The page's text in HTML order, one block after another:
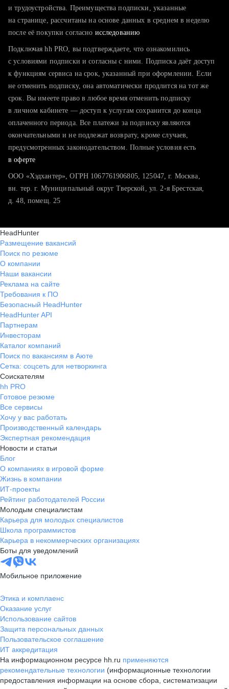
тратите много времени на поиск и вручную поднимаете
хотите сравнить себя с конкурентами и оценить шансы
и трудоустройства. Преимущества подписки, указанные
на странице, рассчитаны на основе данных в среднем в неделю
после её покупки согласно исследованию
Подключая hh PRO, вы подтверждаете, что ознакомились
с условиями подписки и согласны с ними. Подписка даёт доступ
к функциям сервиса на срок, указанный при оформлении. Если
не отменить подписку, она автоматически продлится на тот же
срок. Вы имеете право в любое время отменить подписку
в личном кабинете — доступ к услугам сохранится до конца
оплаченного периода. Все платежи за подписку являются
окончательными и не подлежат возврату, кроме случаев,
предусмотренных законодательством. Полные условия есть
в оферте
ООО «Хэдхантер», ОГРН 1067761906805, 125047, г. Москва,
вн. тер. г. Муниципальный округ Тверской, ул. 2-я Брестская,
д. 48, помещ. 25
HeadHunter
Размещение вакансий
Поиск по резюме
О компании
Наши вакансии
Реклама на сайте
Требования к ПО
Безопасный HeadHunter
HeadHunter API
Партнерам
Инвесторам
Каталог компаний
Поиск по вакансиям в Аюте
Сетка: соцсеть для нетворкинга
Соискателям
hh PRO
Готовое резюме
Все сервисы
Хочу у вас работать
Производственный календарь
Экспертная рекомендация
Новости и статьи
Блог
О компаниях в игровой форме
Жизнь в компании
ИТ-проекты
Рейтинг работодателей России
Молодым специалистам
Карьера для молодых специалистов
Школа программистов
Карьера в некоммерческих организациях
Боты для уведомлений
Мобильное приложение
Этика и комплаенс
Оказание услуг
Использование сайтов
Защита персональных данных
Пользовательское соглашение
ИТ аккредитация
На информационном ресурсе hh.ru применяются
рекомендательные технологии (информационные технологии
предоставления информации на основе сбора, систематизации